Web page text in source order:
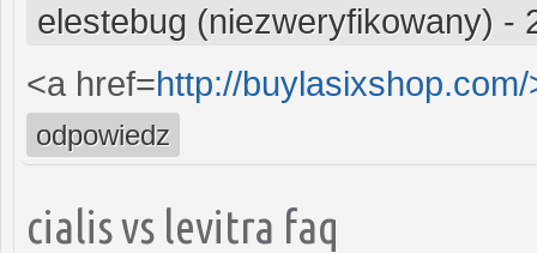
elestebug (niezweryfikowany) -
<a href=http://
odpowiedz
cialis vs levitra faq